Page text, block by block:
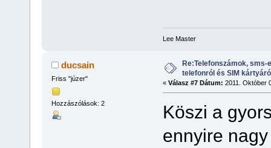
Lee Master
ducsain
Friss "júzer"
Hozzászólások: 2
Re:Telefonszámok,
telefonról és SIM
« Válasz #7 Dátum: 2011. Október
Köszi a
ennyire